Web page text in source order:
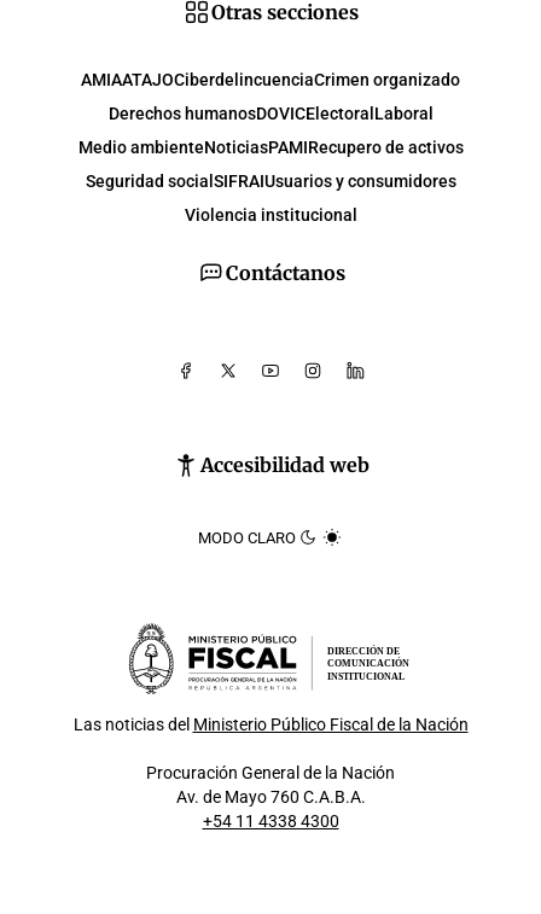
Contáctanos
Accesibilidad web
MODO CLARO
Otras secciones
AMIAATAJOCiberdelincuenciaCrimen organizado
Derechos humanosDOVICElectoral Laboral
Medio ambienteNoticiasPAMIRecupero de activos
Seguridad social SIFRAIUsuarios y consumidores
Violencia institucional
DIRECCIÓN DE
COMUNICACIÓN
INSTITUCIONAL
Las noticias del Ministerio Público Fiscal de la Nación
Procuración General de la Nación
Av. de Mayo 760 C.A.B.A.
+54 11 4338 4300